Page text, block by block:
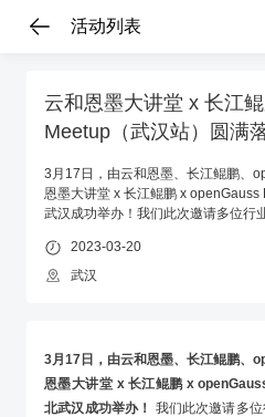
活动列表
云和恩墨大讲堂 x 长江
Meetup（武汉站）圆满
3月17日，由云和恩墨、长江鲲鹏、
恩墨大讲堂 x 长江鲲鹏 x openGauss
武汉成功举办！我们此次邀请多位行
2023-03-20
武汉
3月17日，由云和恩墨、长江鲲鹏、
恩墨大讲堂 x 长江鲲鹏 x
北武汉成功举办！
我们此次邀请多